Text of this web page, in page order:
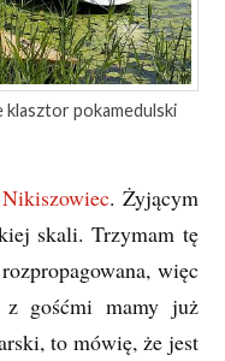
klasztor pokamedulski
Nikiszowiec. Żyjącym
skali. Trzymam tę
więc
gośćmi mamy już
to mówię, że jest